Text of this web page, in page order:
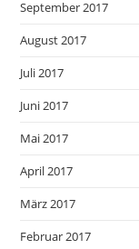
September 2017
August 2017
Juli 2017
Juni 2017
Mai 2017
April 2017
März 2017
Februar 2017